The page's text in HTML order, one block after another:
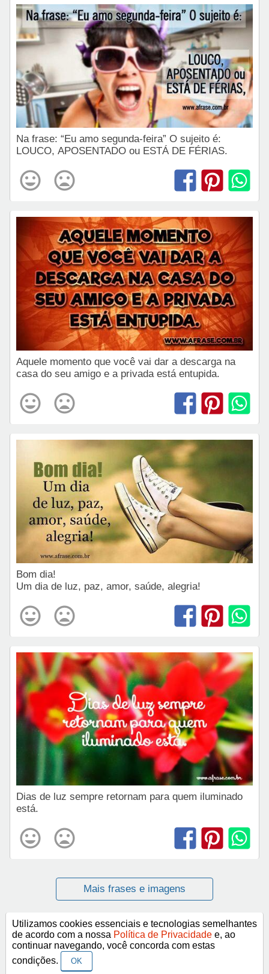
Na frase: “Eu amo segunda-feira” O sujeito é:
LOUCO, APOSENTADO ou ESTÁ DE FÉRIAS.
Aquele momento que você vai dar a descarga na
casa do seu amigo e a privada está entupida.
Bom dia!
Um dia de luz, paz, amor, saúde, alegria!
Dias de luz sempre retornam para quem iluminado
está.
Mais frases e imagens
Categorias
Frases Religiosas
Utilizamos cookies essenciais e tecnologias semelhantes
de acordo com a nossa Política de Privacidade e, ao
continuar navegando, você concorda com estas
condições.
OK